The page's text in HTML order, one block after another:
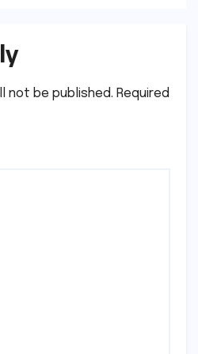
not be published. Required